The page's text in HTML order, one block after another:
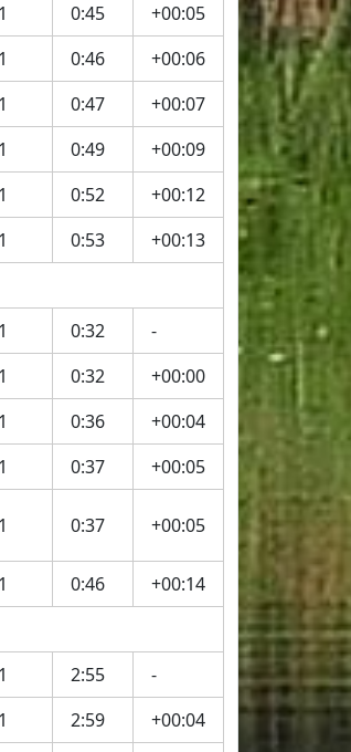
1 0:45
+00:05
1 0:46
+00:06
1 0:47
+00:07
1 0:49
+00:09
1 0:52
+00:12
1 0:53
+00:13
1 0:32
-
1 0:32
+00:00
1 0:36
+00:04
1 0:37 +00:05
1 0:37 +00:05
1 0:46
+00:14
1 2:55
-
1 2:59
+00:04